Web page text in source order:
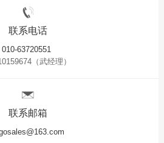
联系电话
010-63720551
（武经理）
联系邮箱